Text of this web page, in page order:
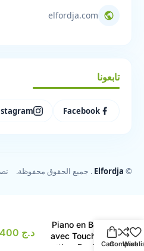
elfordja.com
تابعونا
Facebook
©
Elfordja . جميع الحقوق محفوظة.
Piano en Bois
avec Touches
Dorées – علاقة
د.ج
Compare
Cart